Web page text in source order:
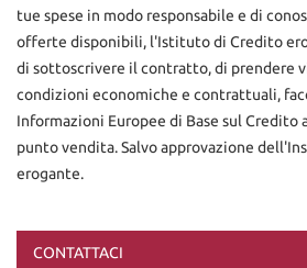
tue spese in modo responsabile e di
offerte disponibili, l'Istituto di Credito
di sottoscrivere il contratto, di prendere
condizioni economiche e contrattuali,
Informazioni Europee di Base sul Credito
punto vendita. Salvo approvazione
erogante.
CONTATTACI